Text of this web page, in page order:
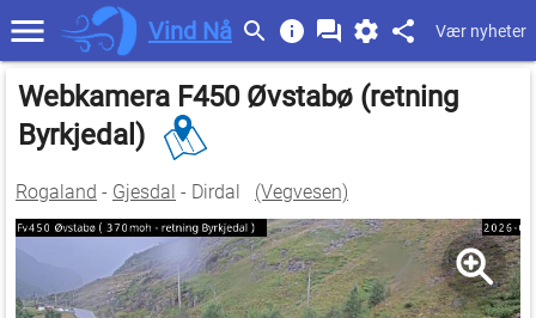
Vind Nå Vær nyheter
Webkamera F450 Øvstabø (retning
Byrkjedal)
Rogaland - Gjesdal - Dirdal (Vegvesen)